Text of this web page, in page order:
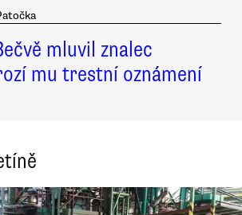
mluvil znalec
mu trestní oznámení